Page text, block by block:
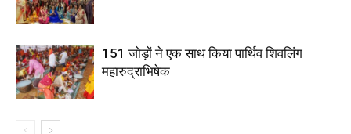
151 जोड़ों ने एक साथ किया पार्थिव शिवलिंग
महारुद्राभिषेक